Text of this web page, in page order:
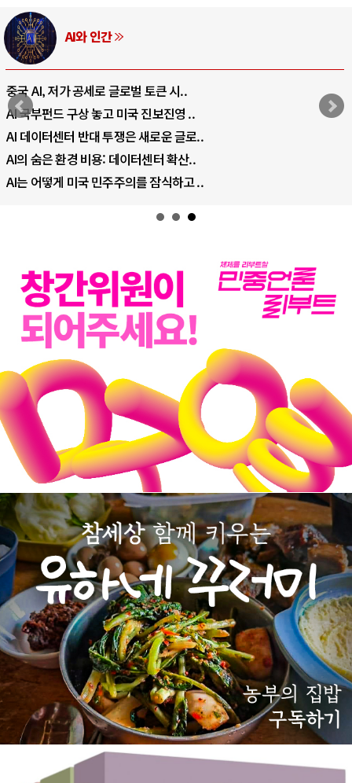
AI와 인간
중국 AI, 저가 공세로 글로벌 토큰 시..
AI 국부펀드 구상 놓고 미국 진보진영 ..
AI 데이터센터 반대 투쟁은 새로운 글로..
AI의 숨은 환경 비용: 데이터센터 확산..
AI는 어떻게 미국 민주주의를 잠식하고 ..